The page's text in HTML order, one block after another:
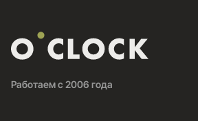
Работаем с 2006 года